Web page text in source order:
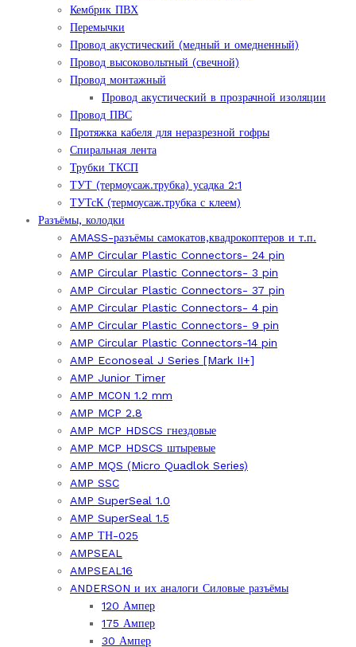
Кембрик ПВХ
Перемычки
Провод акустический (медный и омедненный)
Провод высоковольтный (свечной)
Провод монтажный
Провод акустический в прозрачной изоляции
Провод ПВС
Протяжка кабеля для неразрезной гофры
Спиральная лента
Трубки ТКСП
ТУТ (термоусаж.трубка) усадка 2:1
ТУТсК (термоусаж.трубка с клеем)
Разъёмы, колодки
AMASS-разъёмы самокатов,квадрокоптеров и т.п.
AMP Circular Plastic Connectors- 24 pin
AMP Circular Plastic Connectors- 3 pin
AMP Circular Plastic Connectors- 37 pin
AMP Circular Plastic Connectors- 4 pin
AMP Circular Plastic Connectors- 9 pin
AMP Circular Plastic Connectors-14 pin
AMP Econoseal J Series [Mark II+]
AMP Junior Timer
AMP MCON 1.2 mm
AMP MCP 2.8
AMP MCP HDSCS гнездовые
AMP MCP HDSCS штыревые
AMP MQS (Micro Quadlok Series)
AMP SSC
AMP SuperSeal 1.0
AMP SuperSeal 1.5
AMP ТН-025
AMPSEAL
AMPSEAL16
ANDERSON и их аналоги Силовые разъёмы
120 Ампер
175 Ампер
30 Ампер